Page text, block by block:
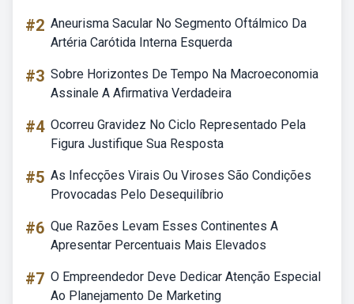
#2 Aneurisma Sacular No Segmento Oftálmico Da
Artéria Carótida Interna Esquerda
#3 Sobre Horizontes De Tempo Na Macroeconomia
Assinale A Afirmativa Verdadeira
#4 Ocorreu Gravidez No Ciclo Representado Pela
Figura Justifique Sua Resposta
#5 As Infecções Virais Ou Viroses São Condições
Provocadas Pelo Desequilíbrio
#6 Que Razões Levam Esses Continentes A
Apresentar Percentuais Mais Elevados
#7 O Empreendedor Deve Dedicar Atenção Especial
Ao Planejamento De Marketing